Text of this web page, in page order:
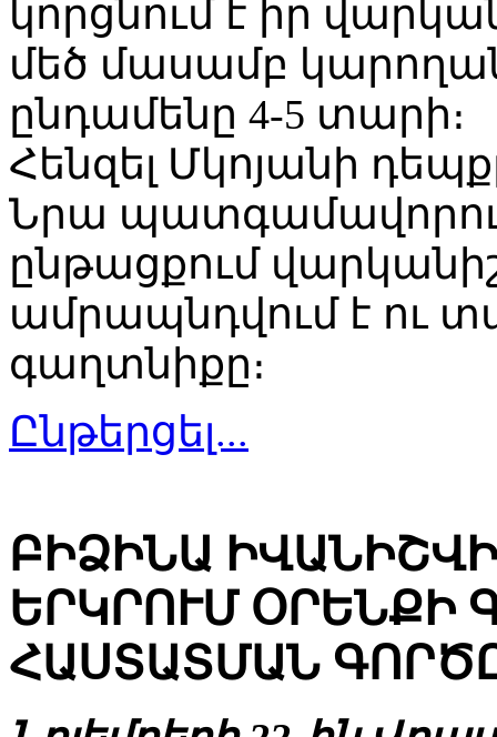
կորցնում է իր
մեծ մասամբ
ընդամենը 4-5 տարի։
Հենզել Մկոյանի
Նրա
ընթացքում
ամրապնդվում է ու
գաղտնիքը։
Ընթերցել...
ԲԻՁԻՆԱ
ԵՐԿՐՈՒՄ ՕՐԵՆՔԻ
ՀԱՍՏԱՏՄԱՆ